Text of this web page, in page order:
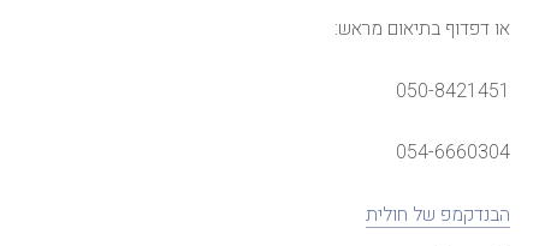
או דפדוף בתיאום מראש:
050-8421451
054-6660304
הבנדקמפ של חולית